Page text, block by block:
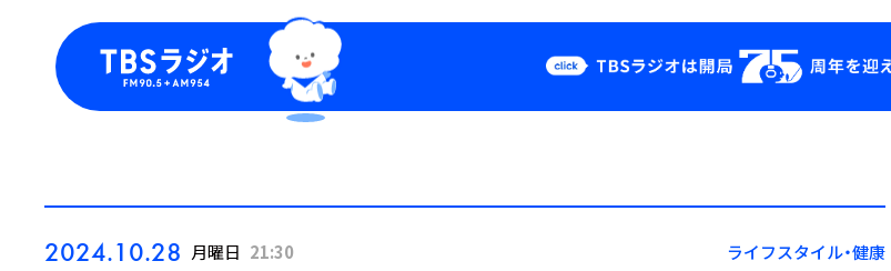
Podcast
YouTube
会社情報
2024.10.28 月曜日 21:30 ライフスタイル・健康